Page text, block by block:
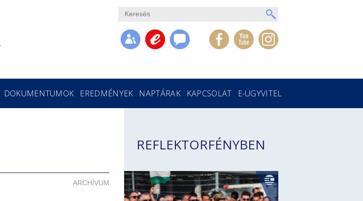
DOKUMENTUMOK EREDMÉNYEK NAPTÁRAK KAPCSOLAT E-ÜGYVITEL
ARCHÍVUM
REFLEKTORFÉNYBEN